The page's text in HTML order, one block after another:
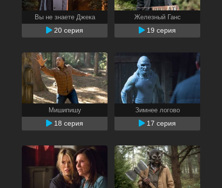
Вы не знаете Джека
20 серия
Железный Ганс
19 серия
Мишипишу
18 серия
Зимнее логово
17 серия